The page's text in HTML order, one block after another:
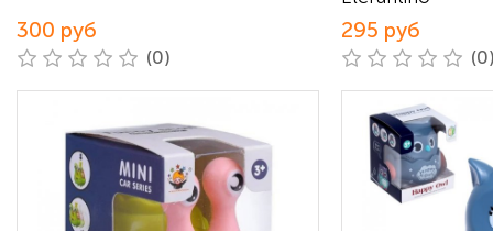
300 руб
(0)
295 руб